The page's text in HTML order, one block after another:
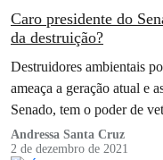
Caro presidente do
da destruição?
Destruidores ambientais
ameaça a geração atual e
Senado, tem o poder de
Andressa Santa Cruz
2 de dezembro de 2021